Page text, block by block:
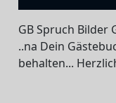
GB Spruch Bilder
..na Dein
behalten...